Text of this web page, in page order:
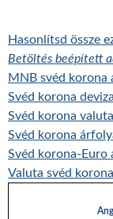
Hasonlítsd össze
Betöltés beépített
MNB svéd korona
Svéd korona
Svéd korona
Svéd korona
Svéd korona-Euro
Valuta svéd